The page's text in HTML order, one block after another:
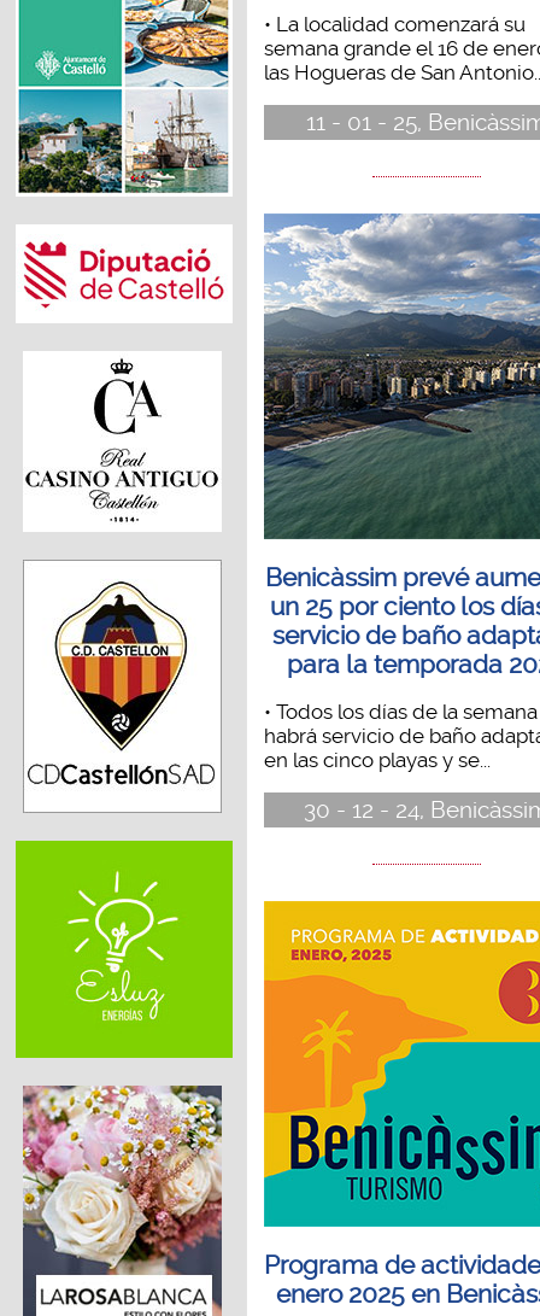
• La localidad comenzará su
semana grande el 16 de
las Hogueras de San
11 - 01 - 25,
Benicàssim prevé
un 25 por ciento los
servicio de baño
para la temporada
• Todos los días de la semana
habrá servicio de baño
en las cinco playas y se...
30 - 12 - 24,
Programa de
enero 2025 en